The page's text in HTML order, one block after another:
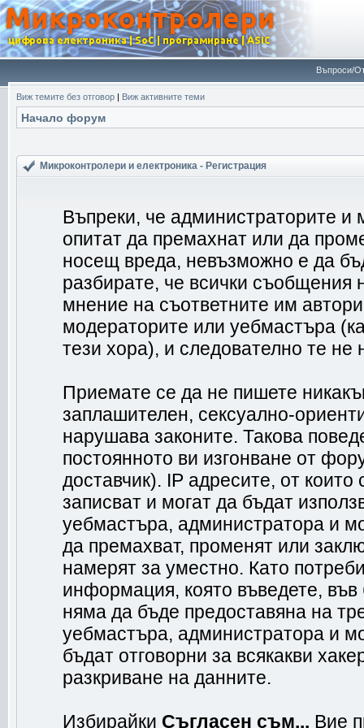
Въпроси/
Виж темите без отговор | Виж активните теми
Начало форум
Микроконтролери и електроника - Регистрация
Въпреки, че администраторите
опитат да премахнат или да
носещ вреда, невъзможно е да
разбирате, че всички съобщения
мнение на съответните им
модераторите или уебмастъра
тези хора), и следователно те не
Приемате се да не пишете
заплашителен, сексуално-
нарушава законите. Такова
постоянното ви изгонване от
доставчик). IP адресите, от
записват и могат да бъдат
уебмастъра, администратора и
да премахват, променят или
намерят за уместно. Като
информация, която въведете,
няма да бъде предоставяна на
уебмастъра, администратора и
бъдат отговорни за всякакви
разкриване на данните.
Избирайки Съгласен съм... Вие